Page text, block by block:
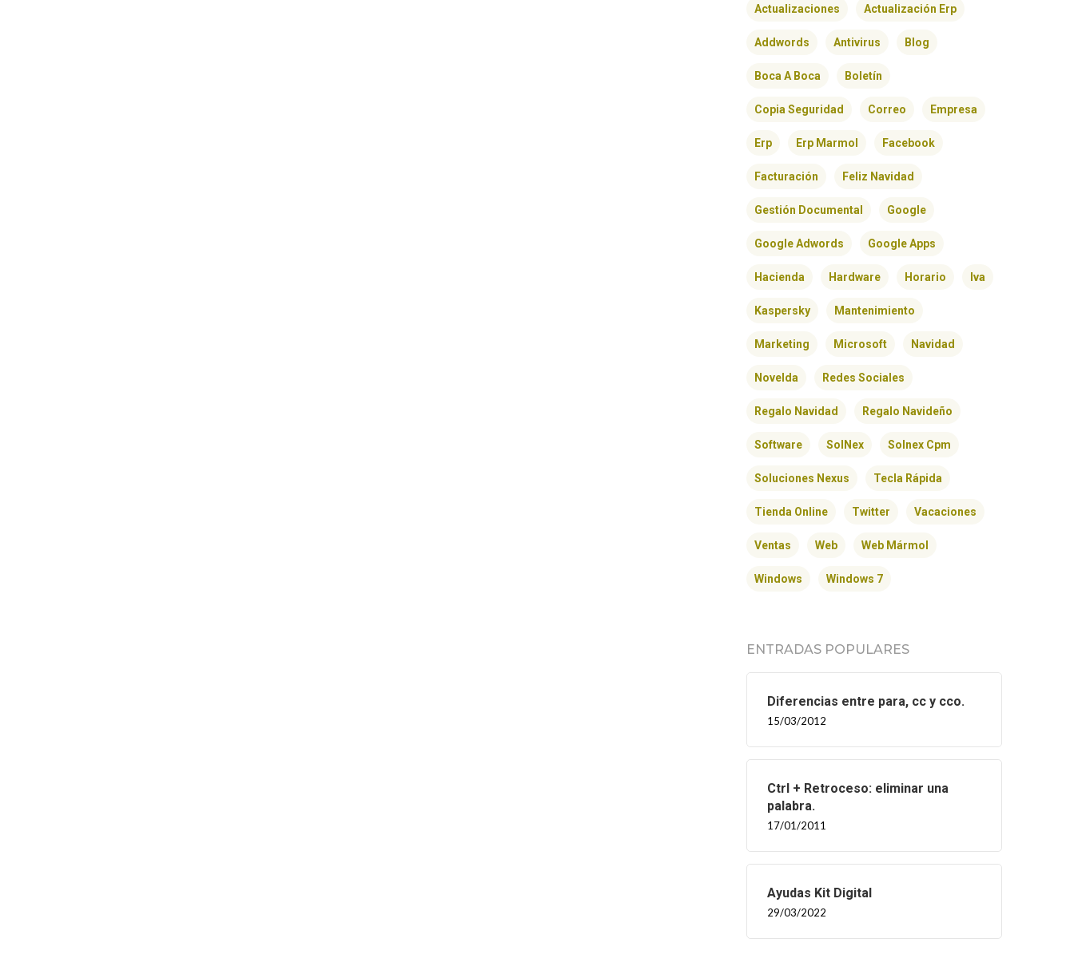
Actualizaciones Actualización Erp
Addwords Antivirus Blog
Boca A Boca Boletín
Copia Seguridad Correo Empresa
Erp Erp Marmol Facebook
Facturación Feliz Navidad
Gestión Documental Google
Google Adwords Google Apps
Hacienda Hardware Horario Iva
Kaspersky Mantenimiento
Marketing Microsoft Navidad
Novelda Redes Sociales
Regalo Navidad Regalo Navideño
Software SolNex Solnex Cpm
Soluciones Nexus Tecla Rápida
Tienda Online Twitter Vacaciones
Ventas Web Web Mármol
Windows Windows 7
ENTRADAS POPULARES
Diferencias entre para, cc y cco.
15/03/2012
Ctrl + Retroceso: eliminar una
palabra.
17/01/2011
Ayudas Kit Digital
29/03/2022